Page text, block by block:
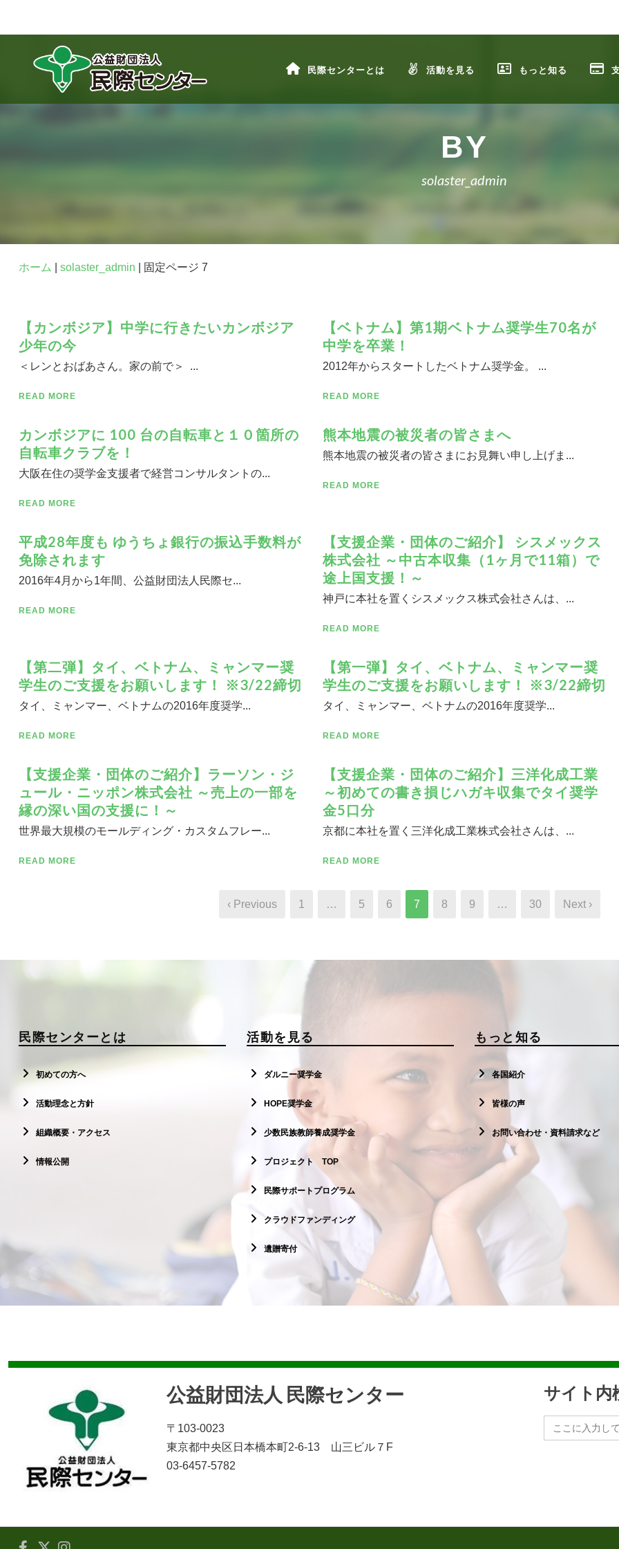
民際センターとは 活動を見る もっと知る
BY
solaster_admin
ホーム solaster_admin 固定ページ 7
【カンボジア】中学に行きたいカンボジア
少年の今
＜レンとおばあさん。家の前で＞ ...
READ MORE
【ベトナム】第1期ベトナム奨学生70名が
中学を卒業！
2012年からスタートしたベトナム奨学金。 ...
READ MORE
カンボジアに 100 台の自転車と１０箇所の
自転車クラブを！
大阪在住の奨学金支援者で経営コンサルタントの...
READ MORE
熊本地震の被災者の皆さまへ
熊本地震の被災者の皆さまにお見舞い申し上げま...
READ MORE
平成28年度も ゆうちょ銀行の振込手数料が
免除されます
2016年4月から1年間、公益財団法人民際セ...
READ MORE
【支援企業・団体のご紹介】 シスメックス
株式会社 ～中古本収集（1ヶ月で11箱）で
途上国支援！～
神戸に本社を置くシスメックス株式会社さんは、...
READ MORE
【第二弾】タイ、ベトナム、ミャンマー奨
学生のご支援をお願いします！ ※3/22締切
タイ、ミャンマー、ベトナムの2016年度奨学...
READ MORE
【第一弾】タイ、ベトナム、ミャンマー奨
学生のご支援をお願いします！ ※3/22締切
タイ、ミャンマー、ベトナムの2016年度奨学...
READ MORE
【支援企業・団体のご紹介】ラーソン・ジ
ュール・ニッポン株式会社 ～売上の一部を
縁の深い国の支援に！～
世界最大規模のモールディング・カスタムフレー...
READ MORE
【支援企業・団体のご紹介】三洋化成工業
～初めての書き損じハガキ収集でタイ奨学
金5口分
京都に本社を置く三洋化成工業株式会社さんは、...
READ MORE
‹ Previous 1 … 5 6 7 8 9 … 30 Next ›
民際センターとは
初めての方へ
活動理念と方針
組織概要・アクセス
情報公開
活動を見る
ダルニー奨学金
HOPE奨学金
少数民族教師養成奨学金
プロジェクト TOP
民際サポートプログラム
クラウドファンディング
遺贈寄付
もっと知る
各国紹介
皆様の声
お問い合わせ・資料請求など
公益財団法人 民際センター
〒103-0023
東京都中央区日本橋本町2-6-13 山三ビル７F
03-6457-5782
サイト内
Search
for: